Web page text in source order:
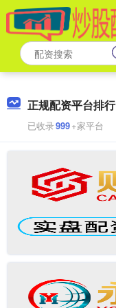
正规配资平台排行
已收录999+家平台